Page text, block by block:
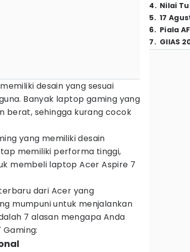
desain yang sesuai
Banyak laptop gaming yang
berat, sehingga kurang cocok
yang memiliki desain
memiliki performa tinggi,
membeli laptop Acer Aspire 7
dari Acer yang
mumpuni untuk menjalankan
7 alasan mengapa Anda
4. Nilai
5. 17
6. Piala
7. GIIAS